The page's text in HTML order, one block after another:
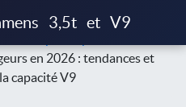
3,5t et V9
en 2026 : tendances et
capacité V9